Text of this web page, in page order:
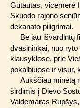
Gutautas, vicemerė
Skuodo rajono
dekanato piligrimai.
Be jau išvardintų
dvasininkai, nuo
klausyklose, prie
pokalbiuose ir visur,
Aukščiau minėtą
širdimis į Dievo
Valdemaras